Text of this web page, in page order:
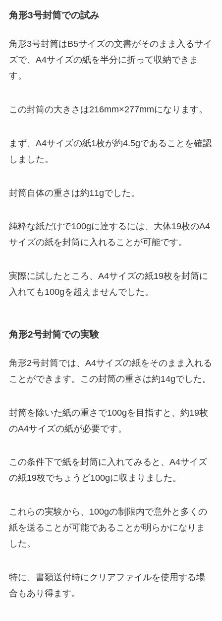
角形3号封筒での試み
角形3号封筒はB5サイズの文書がそのまま入るサイ
ズで、A4サイズの紙を半分に折って収納できま
す。
この封筒の大きさは216mm×277mmになります。
まず、A4サイズの紙1枚が約4.5gであることを確認
しました。
封筒自体の重さは約11gでした。
純粋な紙だけで100gに達するには、大体19枚のA4
サイズの紙を封筒に入れることが可能です。
実際に試したところ、A4サイズの紙19枚を封筒に
入れても100gを超えませんでした。
角形2号封筒での実験
角形2号封筒では、A4サイズの紙をそのまま入れる
ことができます。この封筒の重さは約14gでした。
封筒を除いた紙の重さで100gを目指すと、約19枚
のA4サイズの紙が必要です。
この条件下で紙を封筒に入れてみると、A4サイズ
の紙19枚でちょうど100gに収まりました。
これらの実験から、100gの制限内で意外と多くの
紙を送ることが可能であることが明らかになりま
した。
特に、書類送付時にクリアファイルを使用する場
合もあり得ます。